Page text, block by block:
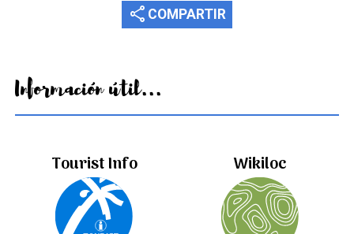
share COMPARTIR
Información útil...
Tourist Info Wikiloc